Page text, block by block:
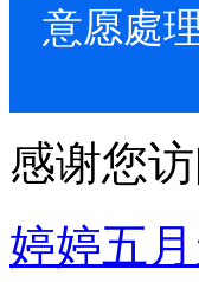
意愿處
感谢您
婷婷五